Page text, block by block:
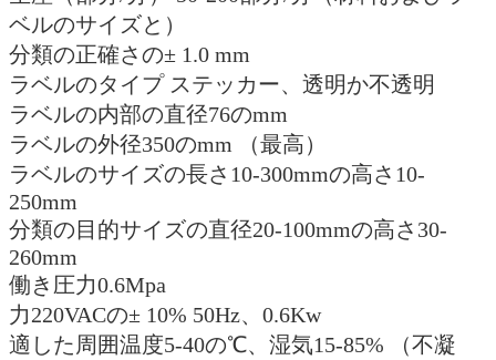
ベルのサイズと）
分類の正確さの± 1.0 mm
ラベルのタイプ ステッカー、透明か不透明
ラベルの内部の直径76のmm
ラベルの外径350のmm （最高）
ラベルのサイズの長さ10-300mmの高さ10-
250mm
分類の目的サイズの直径20-100mmの高さ30-
260mm
働き圧力0.6Mpa
力220VACの± 10% 50Hz、0.6Kw
適した周囲温度5-40の℃、湿気15-85% （不凝